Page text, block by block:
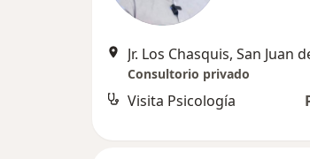
Jr. Los Chasquis, San Juan
Consultorio privado
Visita Psicología